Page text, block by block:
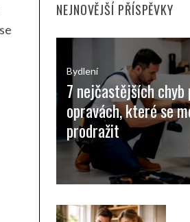
c
NEJNOVĚJŠÍ PŘÍSPĚVKY
Bydlení
7 nejčastějších
opravách, které se
prodražit